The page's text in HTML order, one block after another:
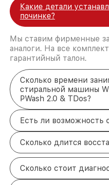
Какие детали
починке?
Мы ставим фирменные
аналоги. На все
гарантийный талон.
Сколько времени
стиральной машины
PWash 2.0 & TDos?
Есть ли возможность
Сколько длится
Сколько стоит